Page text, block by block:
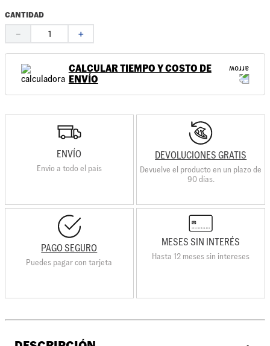
CANTIDAD
＋
－
CALCULAR TIEMPO Y COSTO DE
ENVÍO
ENVÍO
Envio a todo el país
DEVOLUCIONES GRATIS
Devuelve el producto en un plazo de
90 días.
PAGO SEGURO
Puedes pagar con tarjeta
MESES SIN INTERÉS
Hasta 12 meses sin intereses